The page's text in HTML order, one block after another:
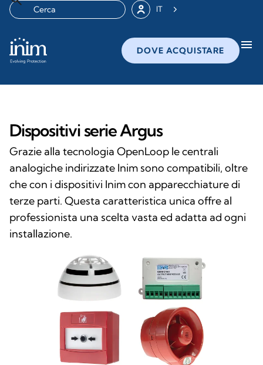
IT
DOVE ACQUISTARE menu
Dispositivi serie Argus
Grazie alla tecnologia OpenLoop le centrali
analogiche indirizzate Inim sono compatibili, oltre
che con i dispositivi Inim con apparecchiature di
terze parti. Questa caratteristica unica offre al
professionista una scelta vasta ed adatta ad ogni
installazione.